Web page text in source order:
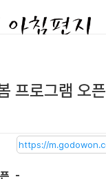
프로그램 오픈
픈 -